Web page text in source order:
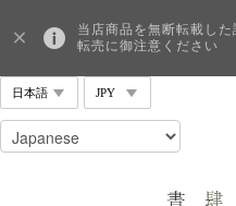
当店商品を無断転載し
転売に御注意ください